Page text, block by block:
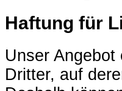
Haftung für
Unser
Dritter, auf